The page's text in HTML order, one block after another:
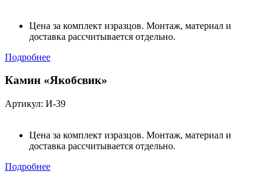
Цена за комплект изразцов. Монтаж, материал и
доставка рассчитывается отдельно.
Подробнее
Камин «Якобсвик»
Артикул: И-39
Цена за комплект изразцов. Монтаж, материал и
доставка рассчитывается отдельно.
Подробнее